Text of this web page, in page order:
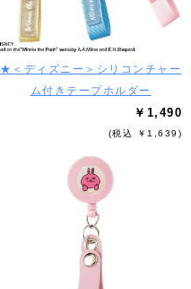
★＜ディズニー＞シリコンチャー
ム付きテープホルダー
￥1,490
(税込 ￥1,639)